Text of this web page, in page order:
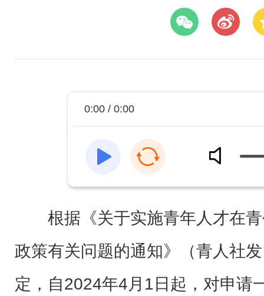
0:00 / 0:00
根据《关于实施青年人才在
政策有关问题的通知》（青人社
定，自2024年4月1日起，对申请